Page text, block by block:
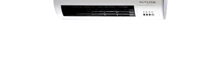
Tecnología